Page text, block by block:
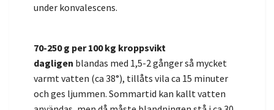
under konvalescens.
70-250 g per 100 kg kroppsvikt
dagligen blandas med 1,5-2 gånger så mycket
varmt vatten (ca 38°), tillåts vila ca 15 minuter
och ges ljummen. Sommartid kan kallt vatten